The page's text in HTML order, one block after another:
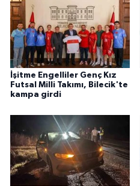
İşitme Engelliler Genç Kız
Futsal Milli Takımı, Bilecik'te
kampa girdi
ÜLKE GÜNDEMİ
YAŞAM
YEREL